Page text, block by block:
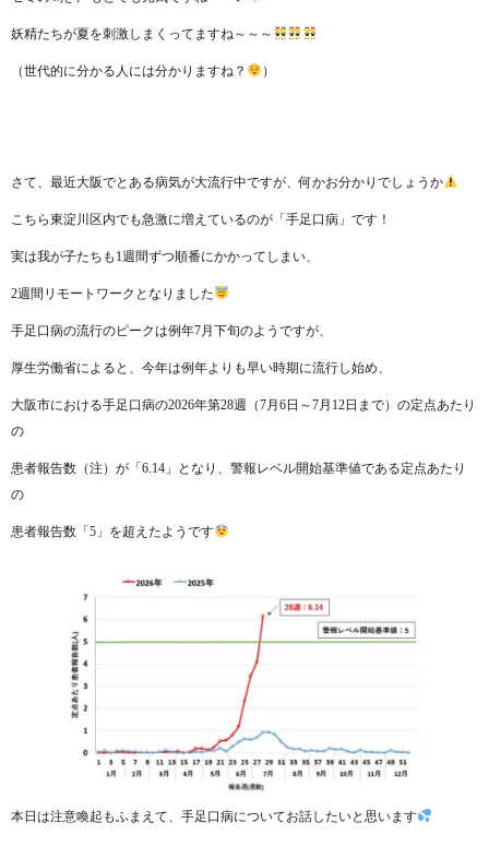
妖精たちが夏を刺激しまくってますね～～～
（世代的に分かる人には分かりますね？ ）
さて、最近大阪でとある病気が大流行中ですが、何かお分かりでしょうか
こちら東淀川区内でも急激に増えているのが「手足口病」です！
実は我が子たちも1週間ずつ順番にかかってしまい、
2週間リモートワークとなりました
手足口病の流行のピークは例年7月下旬のようですが、
厚生労働省によると、今年は例年よりも早い時期に流行し始め、
大阪市における手足口病の2026年第28週（7月6日～7月12日まで）の定点あたり
の
患者報告数（注）が「6.14」となり、警報レベル開始基準値である定点あたり
の
患者報告数「5」を超えたようです
本日は注意喚起もふまえて、手足口病についてお話したいと思います